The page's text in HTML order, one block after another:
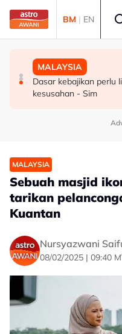
Skip to main content
BM | EN
POLITIK
PH sambut baik
di Melaka - Fahmi
MALAYSIA
Dua lelaki ditahan
Kuala Kedah
MALAYSIA
Dasar kebajikan perlu
kesusahan - Sim
MALAYSIA
Sebuah masjid
tarikan
Kuantan
Nursyazwani
08/02/2025 | 09:40